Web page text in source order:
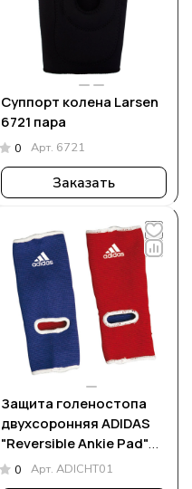
Суппорт колена Larsen
6721 пара
0 Арт. 6721
Заказать
Защита голеностопа
двухсоронняя ADIDAS
"Reversible Ankie Pad"
пара
0 Арт. ADICHT01